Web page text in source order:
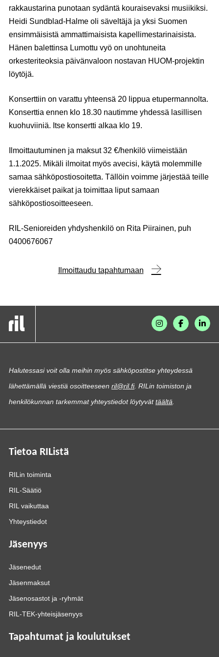
rakkaustarina punotaan sydäntä kouraisevaksi musiikiksi.
Heidi Sundblad-Halme oli säveltäjä ja yksi Suomen
ensimmäisistä ammattimaisista kapellimestarinaisista.
Hänen balettinsa Lumottu vyö on unohtuneita
orkesteriteoksia päivänvaloon nostavan HUOM-projektin
löytöjä.
Konserttiin on varattu yhteensä 20 lippua etupermannolta.
Konserttia ennen klo 18.30 nautimme yhdessä lasillisen
kuohuviiniä. Itse konsertti alkaa klo 19.
Ilmoittautuminen ja maksut 32 €/henkilö viimeistään
1.1.2025. Mikäli ilmoitat myös avecisi, käytä molemmille
samaa sähköpostiosoitetta. Tällöin voimme järjestää teille
vierekkäiset paikat ja toimittaa liput samaan
sähköpostiosoitteeseen.
RIL-Senioreiden yhdyshenkilö on Rita Piirainen, puh
0400676067
Ilmoittaudu tapahtumaan
Halutessasi voit olla meihin myös sähköpostitse yhteydessä
lähettämällä viestiä osoitteeseen ril@ril.fi. RILin toimiston ja
henkilökunnan tarkemmat yhteystiedot löytyvättäältä
Tietoa RIListä
RILin toiminta
RIL-Säätiö
RIL vaikuttaa
Yhteystiedot
Jäsenyys
Jäsenedut
Jäsenmaksut
Jäsenosastot ja -ryhmät
RIL-TEK-yhteisjäsenyys
Tapahtumat ja koulutukset